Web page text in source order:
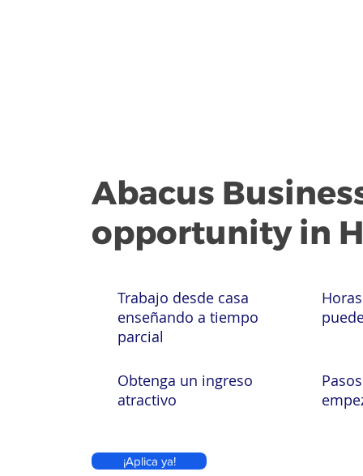
Abacus
opportunity in
Trabajo desde casa
enseñando a tiempo
parcial
Obtenga un ingreso
atractivo
¡Aplica ya!